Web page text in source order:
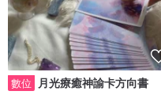
數位 月光療癒神諭卡方向書